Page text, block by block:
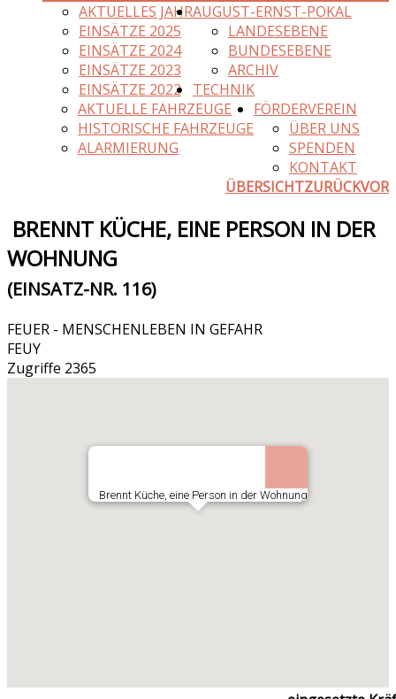
AKTUELLES JAHR
EINSÄTZE 2025
EINSÄTZE 2024
EINSÄTZE 2023
EINSÄTZE 2022
AUGUST-ERNST-POKAL
LANDESEBENE
BUNDESEBENE
ARCHIV
TECHNIK
AKTUELLE FAHRZEUGE
HISTORISCHE FAHRZEUGE
ALARMIERUNG
FÖRDERVEREIN
ÜBER UNS
SPENDEN
KONTAKT
ÜBERSICHTZURÜCKVOR
BRENNT KÜCHE, EINE PERSON IN DER
WOHNUNG
(EINSATZ-NR. 116)
FEUER - MENSCHENLEBEN IN GEFAHR
FEUY
Zugriffe 2365
Brennt Küche, eine Person in der Wohnung